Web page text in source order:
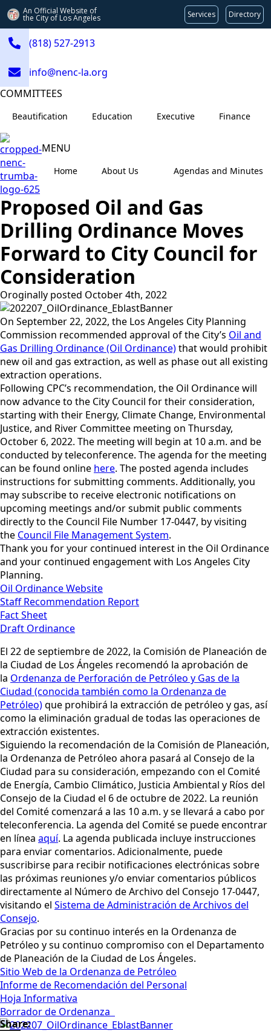
An Official Website of
the City of Los Angeles Services Directory
(818) 527-2913
info@nenc-la.org
COMMITTEES
Beautification Education Executive Finance
MENU
Home About Us Agendas and Minutes
Proposed Oil and Gas
Drilling Ordinance Moves
Forward to City Council for
Consideration
Oroginally posted October 4th, 2022
On September 22, 2022, the Los Angeles City Planning
Commission recommended approval of the City’s Oil and
Gas Drilling Ordinance (Oil Ordinance)that would prohibit
new oil and gas extraction, as well as phase out all existing
extraction operations.
Following CPC’s recommendation, the Oil Ordinance will
now advance to the City Council for their consideration,
starting with their Energy, Climate Change, Environmental
Justice, and River Committee meeting on Thursday,
October 6, 2022. The meeting will begin at 10 a.m. and be
conducted by teleconference. The agenda for the meeting
can be found online here. The posted agenda includes
instructions for submitting comments. Additionally, you
may subscribe to receive electronic notifications on
upcoming meetings and/or submit public comments
directly to the Council File Number 17-0447, by visiting
the Council File Management System.
Thank you for your continued interest in the Oil Ordinance
and your continued engagement with Los Angeles City
Planning.
Oil Ordinance Website
Staff Recommendation Report
Fact Sheet
Draft Ordinance
El 22 de septiembre de 2022, la Comisión de Planeación de
la Ciudad de Los Ángeles recomendó la aprobación de
la Ordenanza de Perforación de Petróleo y Gas de la
Ciudad (conocida también como la Ordenanza de
Petróleo)que prohibirá la extracción de petróleo y gas, así
como la eliminación gradual de todas las operaciones de
extracción existentes.
Siguiendo la recomendación de la Comisión de Planeación,
la Ordenanza de Petróleo ahora pasará al Consejo de la
Ciudad para su consideración, empezando con el Comité
de Energía, Cambio Climático, Justicia Ambiental y Ríos del
Consejo de la Ciudad el 6 de octubre de 2022. La reunión
del Comité comenzará a las 10 a.m. y se llevará a cabo por
teleconferencia. La agenda del Comité se puede encontrar
en línea aquí. La agenda publicada incluye instrucciones
para enviar comentarios. Adicionalmente, puede
suscribirse para recibir notificaciones electrónicas sobre
las próximas reuniones y/o enviar comentarios públicos
directamente al Número de Archivo del Consejo 17-0447,
visitando el Sistema de Administración de Archivos del
Consejo.
Gracias por su continuo interés en la Ordenanza de
Petróleo y su continuo compromiso con el Departamento
de Planeación de la Ciudad de Los Ángeles.
Sitio Web de la Ordenanza de Petróleo
Informe de Recomendación del Personal
Hoja Informativa
Borrador de Ordenanza
Share: